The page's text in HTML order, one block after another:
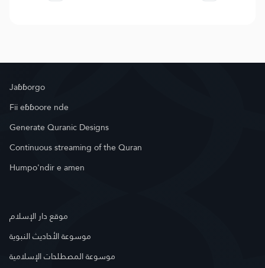
Jaɓɓorgo
Fii eɓɓoore nde
Generate Quranic Designs
Continuous streaming of the Quran
Humpo'ndir e amen
موقع دار الإسلام
موسوعة الأحاديث النبوية
موسوعة المصطلحات الإسلامية